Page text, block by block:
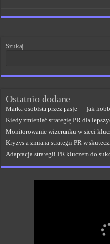
Szukaj
Ostatnio dodane
Marka osobista przez pasje — jak
Kiedy zmieniać strategię PR dla
Monitorowanie wizerunku w sieci
Kryzys a zmiana strategii PR w
Adaptacja strategii PR kluczem do